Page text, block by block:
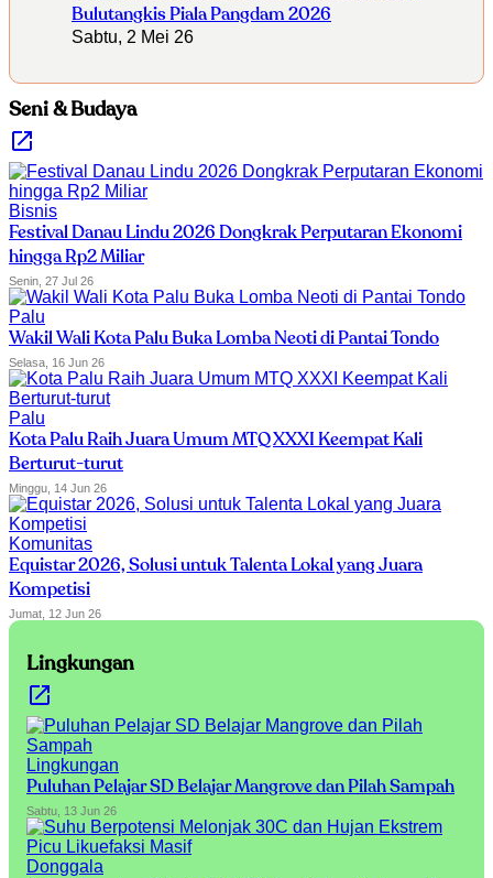
Bulutangkis Piala Pangdam 2026
Sabtu, 2 Mei 26
Seni & Budaya
Bisnis
Festival Danau Lindu 2026 Dongkrak Perputaran Ekonomi
hingga Rp2 Miliar
Senin, 27 Jul 26
Palu
Wakil Wali Kota Palu Buka Lomba Neoti di Pantai Tondo
Selasa, 16 Jun 26
Palu
Kota Palu Raih Juara Umum MTQ XXXI Keempat Kali
Berturut-turut
Minggu, 14 Jun 26
Komunitas
Equistar 2026, Solusi untuk Talenta Lokal yang Juara
Kompetisi
Jumat, 12 Jun 26
Lingkungan
Lingkungan
Puluhan Pelajar SD Belajar Mangrove dan Pilah Sampah
Sabtu, 13 Jun 26
Donggala